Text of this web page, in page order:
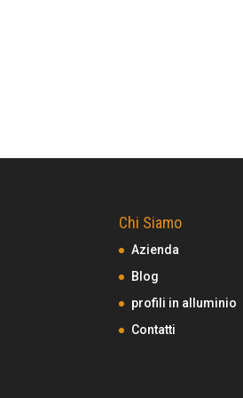
Chi Siamo
Azienda
Blog
profili in alluminio
Contatti